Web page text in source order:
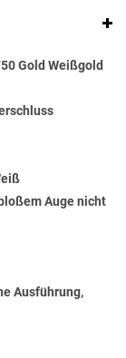
Gold Weißgold
Auge nicht
Ausführung,